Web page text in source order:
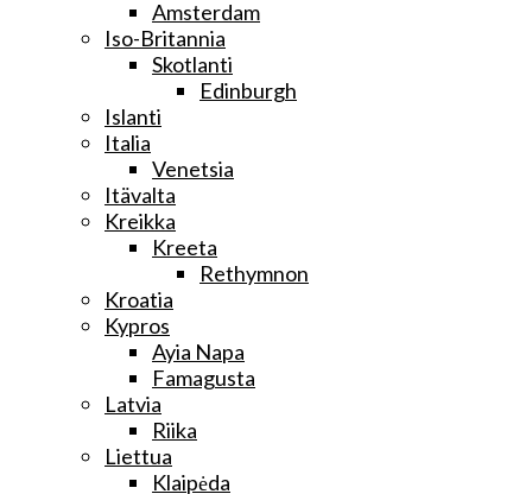
Amsterdam
Iso-Britannia
Skotlanti
Edinburgh
Islanti
Italia
Venetsia
Itävalta
Kreikka
Kreeta
Rethymnon
Kroatia
Kypros
Ayia Napa
Famagusta
Latvia
Riika
Liettua
Klaipėda